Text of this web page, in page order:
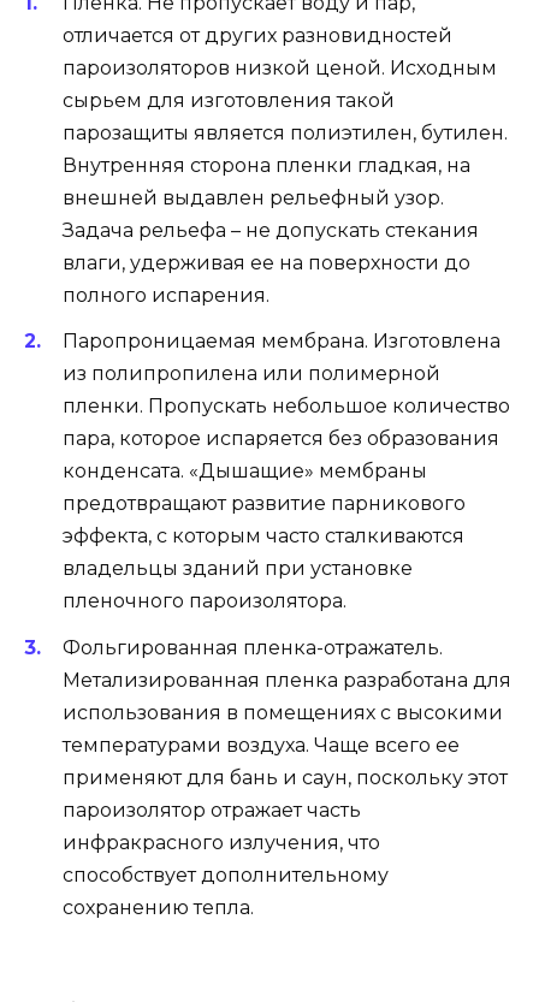
отличается от других разновидностей
пароизоляторов низкой ценой. Исходным
сырьем для изготовления такой
парозащиты является полиэтилен, бутилен.
Внутренняя сторона пленки гладкая, на
внешней выдавлен рельефный узор.
Задача рельефа – не допускать стекания
влаги, удерживая ее на поверхности до
полного испарения.
Паропроницаемая мембрана. Изготовлена
из полипропилена или полимерной
пленки. Пропускать небольшое количество
пара, которое испаряется без образования
конденсата. «Дышащие» мембраны
предотвращают развитие парникового
эффекта, с которым часто сталкиваются
владельцы зданий при установке
пленочного пароизолятора.
Фольгированная пленка-отражатель.
Метализированная пленка разработана для
использования в помещениях с высокими
температурами воздуха. Чаще всего ее
применяют для бань и саун, поскольку этот
пароизолятор отражает часть
инфракрасного излучения, что
способствует дополнительному
сохранению тепла.